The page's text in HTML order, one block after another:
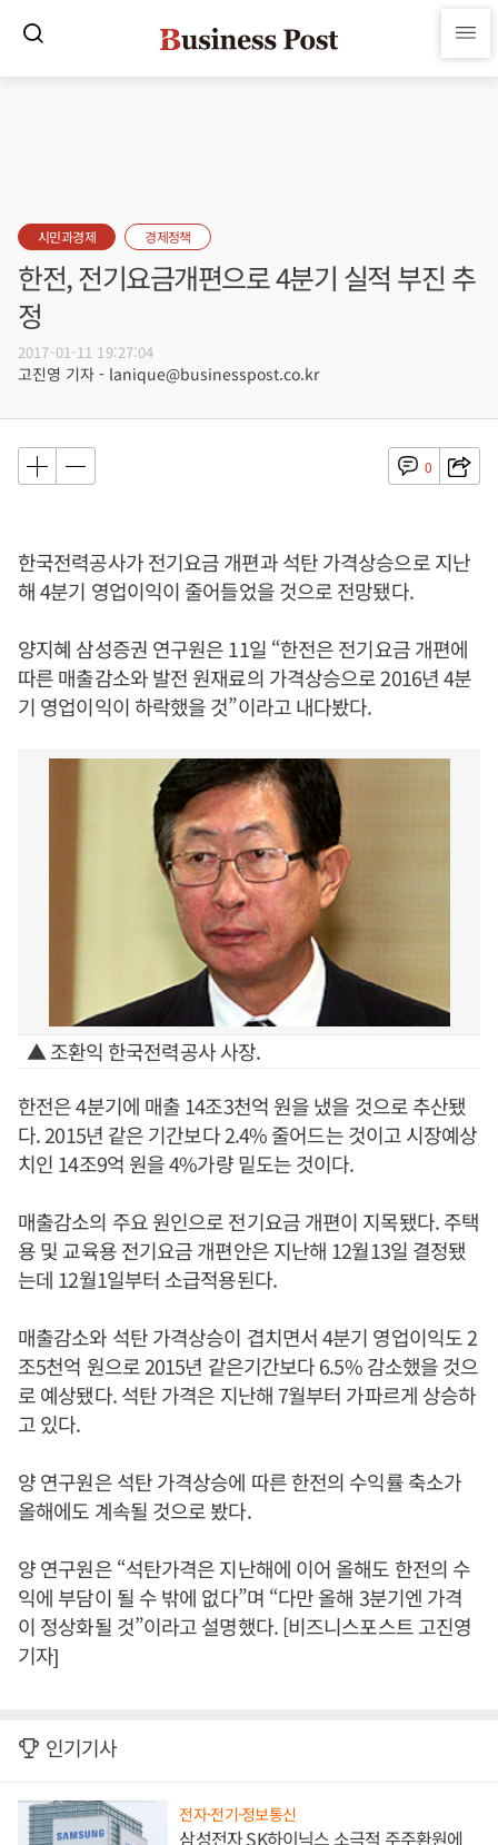
시민과경제 경제정책
한전, 전기요금개편으로 4분기 실적 부진 추
정
2017-01-11 19:27:04
고진영 기자 - lanique@businesspost.co.kr
0
한국전력공사가 전기요금 개편과 석탄 가격상승으로 지난
해 4분기 영업이익이 줄어들었을 것으로 전망됐다.
양지혜 삼성증권 연구원은 11일 “한전은 전기요금 개편에
따른 매출감소와 발전 원재료의 가격상승으로 2016년 4분
기 영업이익이 하락했을 것”이라고 내다봤다.
▲ 조환익 한국전력공사 사장.
한전은 4분기에 매출 14조3천억 원을 냈을 것으로 추산됐
다. 2015년 같은 기간보다 2.4% 줄어드는 것이고 시장예상
치인 14조9억 원을 4%가량 밑도는 것이다.
매출감소의 주요 원인으로 전기요금 개편이 지목됐다. 주택
용 및 교육용 전기요금 개편안은 지난해 12월13일 결정됐
는데 12월1일부터 소급적용된다.
매출감소와 석탄 가격상승이 겹치면서 4분기 영업이익도 2
조5천억 원으로 2015년 같은기간보다 6.5% 감소했을 것으
로 예상됐다. 석탄 가격은 지난해 7월부터 가파르게 상승하
고 있다.
양 연구원은 석탄 가격상승에 따른 한전의 수익률 축소가
올해에도 계속될 것으로 봤다.
양 연구원은 “석탄가격은 지난해에 이어 올해도 한전의 수
익에 부담이 될 수 밖에 없다”며 “다만 올해 3분기엔 가격
이 정상화될 것”이라고 설명했다. [비즈니스포스트 고진영
기자]
인기기사
전자·전기·정보통신
삼성전자 SK하이닉스 소극적 주주환원에